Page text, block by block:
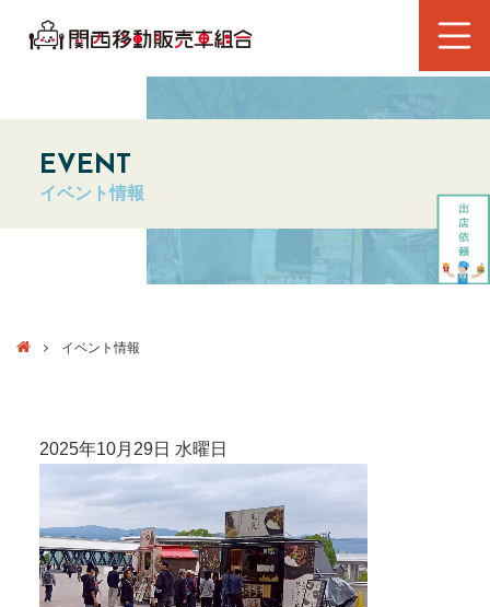
EVENT
イベント情報
イベント情報
2025年10月29日 水曜日